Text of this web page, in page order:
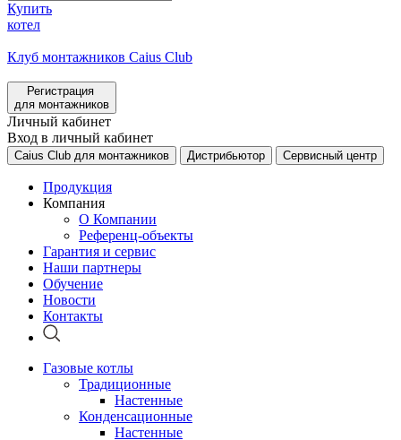
Купить
котел
Клуб монтажников Caius Club
Регистрация
для монтажников
Личный кабинет
Вход в личный кабинет
Caius Club для монтажников Дистрибьютор Сервисный центр
Продукция
Компания
О Компании
Референц-объекты
Гарантия и сервис
Наши партнеры
Обучение
Новости
Контакты
Газовые котлы
Традиционные
Настенные
Конденсационные
Настенные